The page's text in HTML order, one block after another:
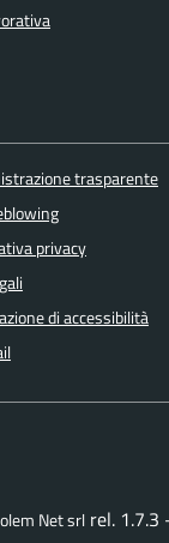
trasparente
privacy
di accessibilità
Net srl rel.